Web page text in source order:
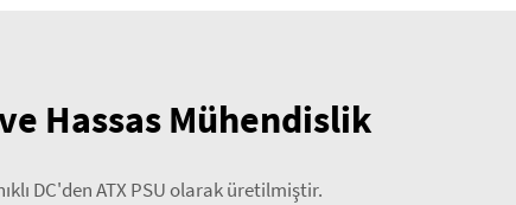
Hassas Mühendislik
DC'den ATX PSU olarak üretilmiştir.